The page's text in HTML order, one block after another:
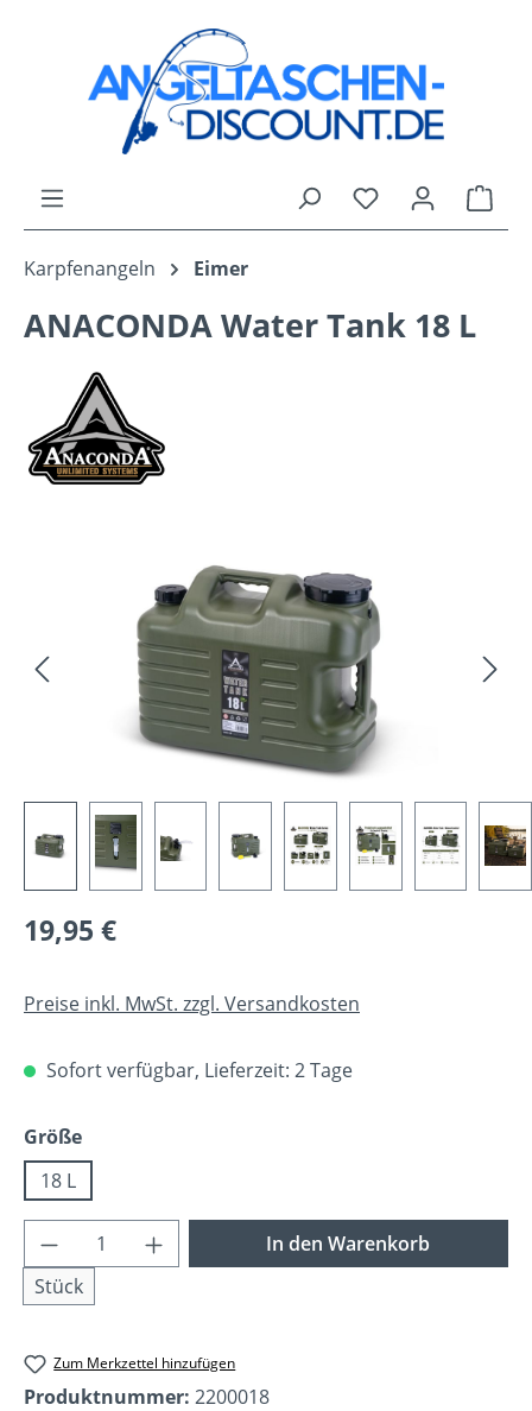
Zum Hauptinhalt springen
Du hast 0
Karpfenangeln Eimer
ANACONDA Water Tank 18 L
Regulärer Preis:
19,95 €
Preise inkl. MwSt. zzgl. Versandkosten
Sofort verfügbar, Lieferzeit: 2 Tage
Größeauswählen
18 L
Produkt Anzahl: Gib den gewünschten
Stück
In den Warenkorb
Zum Merkzettel hinzufügen
Produktnummer: 2200018